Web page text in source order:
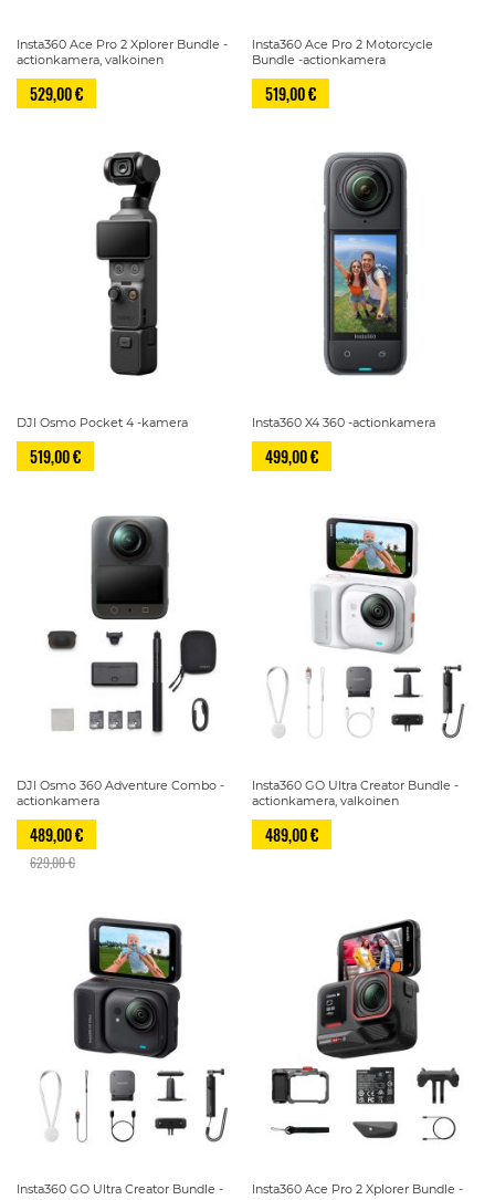
Insta360 Ace Pro 2 Xplorer Bundle -
actionkamera, valkoinen
529,00 €
Insta360 Ace Pro 2 Motorcycle
Bundle -actionkamera
519,00 €
DJI Osmo Pocket 4 -kamera
519,00 €
Insta360 X4 360 -actionkamera
499,00 €
DJI Osmo 360 Adventure Combo -
actionkamera
489,00 €
629,00 €
Insta360 GO Ultra Creator Bundle -
actionkamera, valkoinen
489,00 €
Insta360 GO Ultra Creator Bundle -
Insta360 Ace Pro 2 Xplorer Bundle -